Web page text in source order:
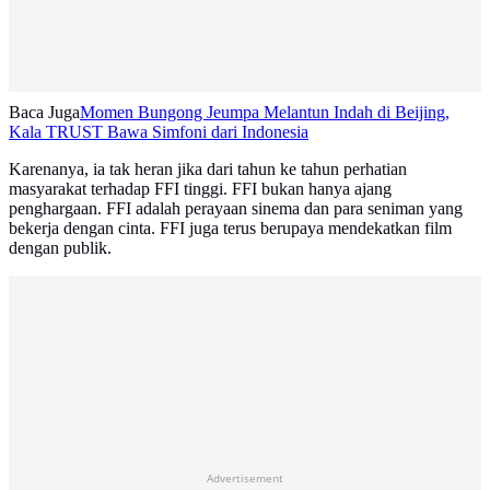
Baca JugaMomen Bungong Jeumpa Melantun Indah di Beijing,
Kala TRUST Bawa Simfoni dari Indonesia
Karenanya, ia tak heran jika dari tahun ke tahun perhatian
masyarakat terhadap FFI tinggi. FFI bukan hanya ajang
penghargaan. FFI adalah perayaan sinema dan para seniman yang
bekerja dengan cinta. FFI juga terus berupaya mendekatkan film
dengan publik.
Advertisement